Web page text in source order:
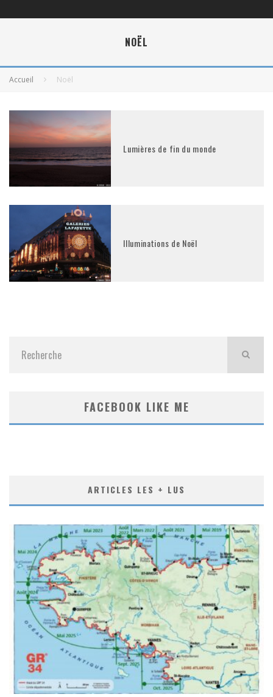
NOËL
Accueil Noël
Lumières de fin du monde
Illuminations de Noël
FACEBOOK LIKE ME
ARTICLES LES + LUS